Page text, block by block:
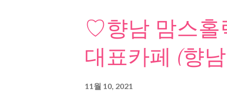
♡향남 맘스홀
대표카페 (향
11월 10, 2021